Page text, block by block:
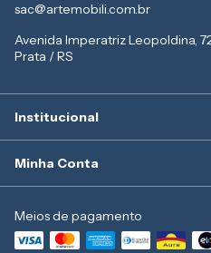
sac@artemobili.com.br
Avenida Imperatriz Leopoldina,
Prata / RS
Institucional
Minha Conta
Meios de pagamento